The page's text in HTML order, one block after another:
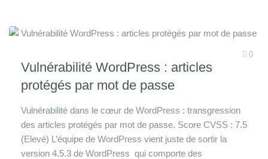
Vulnérabilité WordPress : articles
protégés par mot de passe
0
Vulnérabilité dans le cœur de WordPress : transgression
des articles protégés par mot de passe. Score CVSS : 7.5
(Elevé) L’équipe de WordPress vient juste de sortir la
version 4.5.3 de WordPress qui comporte des